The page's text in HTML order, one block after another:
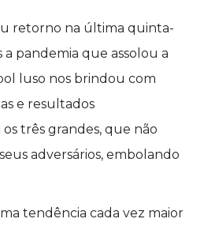
retorno na última quinta-
a pandemia que assolou a
luso nos brindou com
e resultados
três grandes, que não
adversários, embolando
tendência cada vez maior